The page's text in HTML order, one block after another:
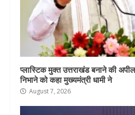
प्लास्टिक मुक्त उत्तराखंड बनाने की
निभाने को कहा मुख्यमंत्री धामी ने
August 7, 2026